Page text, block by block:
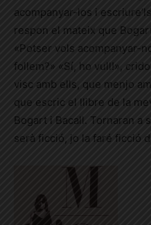
acompanyar-los i
respon el mateix que
«Potser vols acompanyar-
follem?» «Sí, ho vull!»,
visc amb ells, que menjo
que escric el llibre de la
Bogart i Bacall. Tornaran a
serà ficció, jo la faré ficció